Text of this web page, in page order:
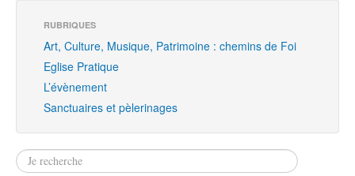
RUBRIQUES
Art, Culture, Musique, Patrimoine : chemins de Foi
Eglise Pratique
L’évènement
Sanctuaires et pèlerinages